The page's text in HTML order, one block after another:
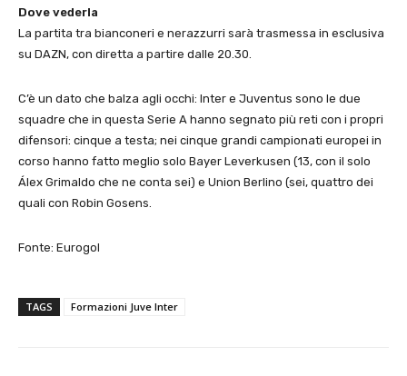
Dove vederla
La partita tra bianconeri e nerazzurri sarà trasmessa in esclusiva
su DAZN, con diretta a partire dalle 20.30.
C’è un dato che balza agli occhi: Inter e Juventus sono le due
squadre che in questa Serie A hanno segnato più reti con i propri
difensori: cinque a testa; nei cinque grandi campionati europei in
corso hanno fatto meglio solo Bayer Leverkusen (13, con il solo
Álex Grimaldo che ne conta sei) e Union Berlino (sei, quattro dei
quali con Robin Gosens.
Fonte: Eurogol
TAGS Formazioni Juve Inter